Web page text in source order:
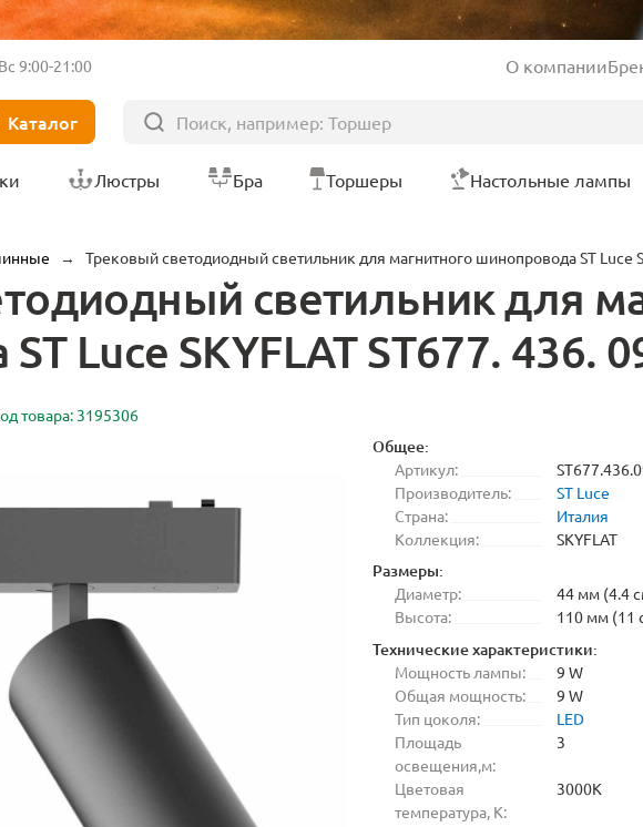
9:00-21:00 О компании
Каталог
Люстры Бра Торшеры Настольные лампы
→ Трековый светодиодный светильник для магнитного шинопровода ST Luce
светильник для
Luce SKYFLAT ST677. 436.
товара: 3195306
Общее:
Артикул:
Производитель:
ST Luce
Страна:
Италия
Коллекция:
SKYFLAT
Размеры:
Диаметр:
44 мм (4.4
Высота:
110 мм (11
Технические характеристики:
Мощность лампы:
9 W
Общая мощность:
9 W
Тип цоколя:
LED
Площадь
освещения,м:
3
Цветовая
температура, K:
3000K